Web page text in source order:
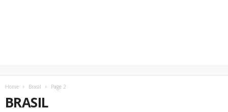
Home Brasil Page 2
BRASIL